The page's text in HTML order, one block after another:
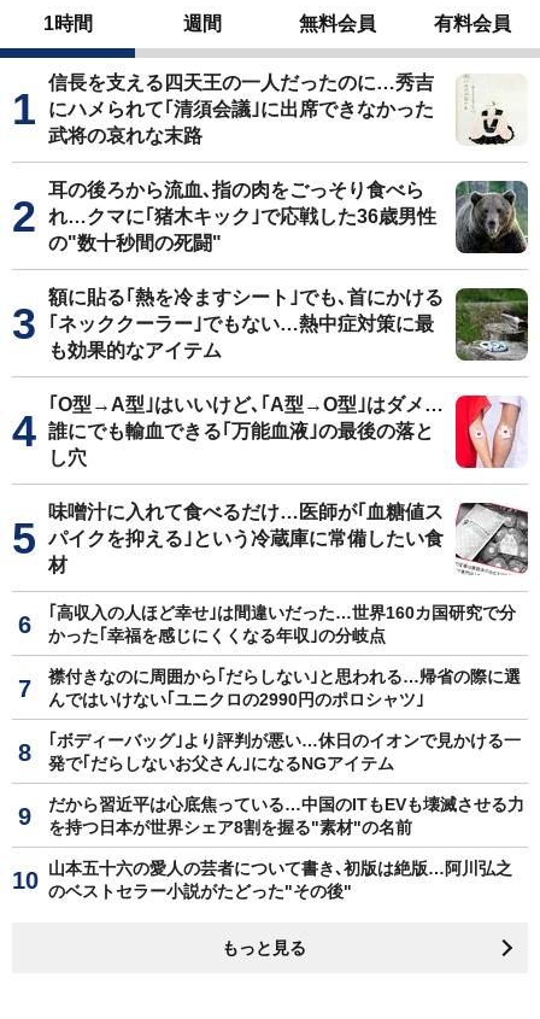
1時間 週間 無料会員 有料会員
信長を支える四天王の一人だったのに…秀吉
にハメられて｢清須会議｣に出席できなかった
武将の哀れな末路
耳の後ろから流血､指の肉をごっそり食べら
れ…クマに｢猪木キック｣で応戦した36歳男性
の"数十秒間の死闘"
額に貼る｢熱を冷ますシート｣でも､首にかける
｢ネッククーラー｣でもない…熱中症対策に最
も効果的なアイテム
｢O型→A型｣はいいけど､｢A型→O型｣はダメ…
誰にでも輸血できる｢万能血液｣の最後の落と
し穴
味噌汁に入れて食べるだけ…医師が｢血糖値ス
パイクを抑える｣という冷蔵庫に常備したい食
材
｢高収入の人ほど幸せ｣は間違いだった…世界160カ国研究で分
かった｢幸福を感じにくくなる年収｣の分岐点
襟付きなのに周囲から｢だらしない｣と思われる…帰省の際に選
んではいけない｢ユニクロの2990円のポロシャツ｣
｢ボディーバッグ｣より評判が悪い…休日のイオンで見かける一
発で｢だらしないお父さん｣になるNGアイテム
だから習近平は心底焦っている…中国のITもEVも壊滅させる力
を持つ日本が世界シェア8割を握る"素材"の名前
山本五十六の愛人の芸者について書き､初版は絶版…阿川弘之
のベストセラー小説がたどった"その後"
もっと見る